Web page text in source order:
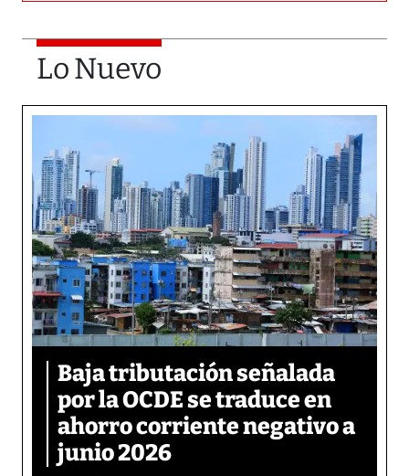
Lo Nuevo
Baja tributación señalada
por la OCDE se traduce en
ahorro corriente negativo a
junio 2026